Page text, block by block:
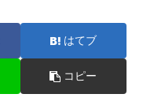
はてブ
コピー